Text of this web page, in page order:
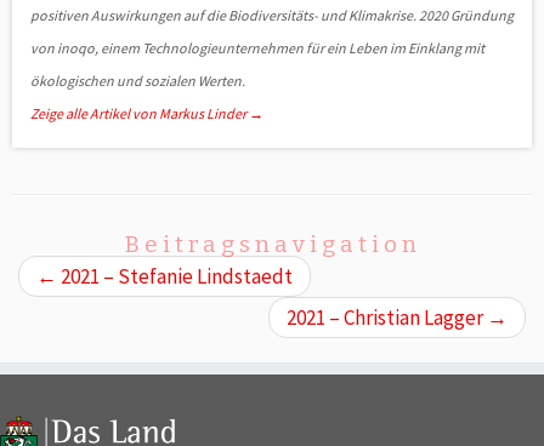
positiven Aus­wirkungen auf die Bio­diver­si­täts- und Klimakrise. 2020 Gründung
von inoqo, einem Tech­no­logie­unter­­nehmen für ein Leben im Einklang mit
ökologischen und sozialen Werten.
Zeige alle Artikel von Markus Linder→
Beitragsnavigation
← 2021 – Stefanie Lindstaedt
2021 – Christian Lagger →